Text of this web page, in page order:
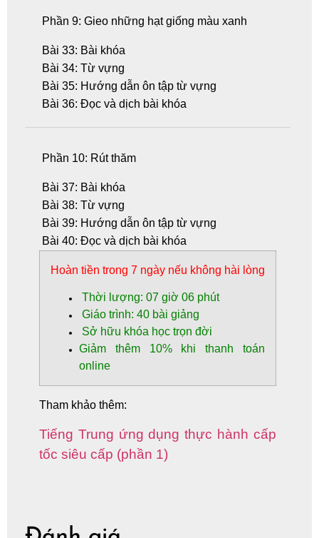
Phần 9: Gieo những hạt giống màu xanh
Bài 33: Bài khóa
Bài 34: Từ vựng
Bài 35: Hướng dẫn ôn tập từ vựng
Bài 36: Đọc và dịch bài khóa
Phần 10: Rút thăm
Bài 37: Bài khóa
Bài 38: Từ vựng
Bài 39: Hướng dẫn ôn tập từ vựng
Bài 40: Đọc và dịch bài khóa
Hoàn tiền trong 7 ngày nếu không hài lòng
Thời lượng: 07 giờ 06 phút
Giáo trình: 40 bài giảng
Sở hữu khóa học trọn đời
Giảm thêm 10%khi thanh toán
online
Tham khảo thêm:
Tiếng Trung ứng dụng thực hành cấp
tốc siêu cấp (phần 1)